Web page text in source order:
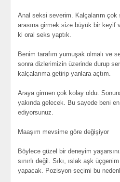
Anal seksi severim. Kalçalarım çok
arasına girmek size büyük bir keyif
ki oral seks yaptık.
Benim tarafım yumuşak olmalı ve
sonra dizlerimizin üzerinde durup
kalçalarıma getirip yanlara açtım.
Araya girmen çok kolay oldu.
yakında gelecek. Bu sayede beni
ediyorsunuz.
Maaşım mevsime göre değişiyor
Böylece güzel bir deneyim
sınırlı değil. Sıkı, ıslak aşk
yapacak. Pozisyon seçimi bu